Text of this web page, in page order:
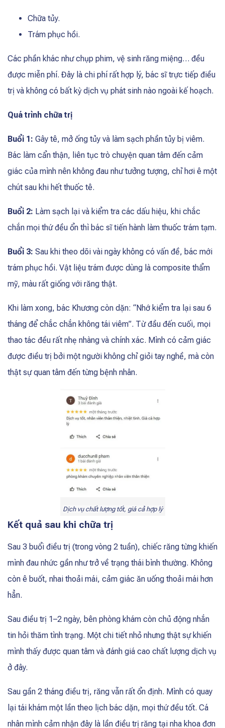
Chữa tủy.
Trám phục hồi.
Các phần khác như chụp phim, vệ sinh răng miệng… đều
được miễn phí. Đây là chi phí rất hợp lý, bác sĩ trực tiếp điều
trị và không có bất kỳ dịch vụ phát sinh nào ngoài kế hoạch.
Quá trình chữa trị
Buổi 1: Gây tê, mở ống tủy và làm sạch phần tủy bị viêm.
Bác làm cẩn thận, liên tục trò chuyện quan tâm đến cảm
giác của mình nên không đau như tưởng tượng, chỉ hơi ê một
chút sau khi hết thuốc tê.
Buổi 2: Làm sạch lại và kiểm tra các dấu hiệu, khi chắc
chắn mọi thứ đều ổn thì bác sĩ tiến hành làm thuốc trám tạm.
Buổi 3: Sau khi theo dõi vài ngày không có vấn đề, bác mới
trám phục hồi. Vật liệu trám được dùng là composite thẩm
mỹ, màu rất giống với răng thật.
Khi làm xong, bác Khương còn dặn: “Nhớ kiểm tra lại sau 6
tháng để chắc chắn không tái viêm”. Từ đầu đến cuối, mọi
thao tác đều rất nhẹ nhàng và chính xác. Mình có cảm giác
được điều trị bởi một người không chỉ giỏi tay nghề, mà còn
thật sự quan tâm đến từng bệnh nhân.
Dịch vụ chất lượng tốt, giá cả hợp lý
​Kết quả sau khi chữa trị
Sau 3 buổi điều trị (trong vòng 2 tuần), chiếc răng từng khiến
mình đau nhức gần như trở về trạng thái bình thường. Không
còn ê buốt, nhai thoải mái, cảm giác ăn uống thoải mái hơn
hẳn.
Sau điều trị 1–2 ngày, bên phòng khám còn chủ động nhắn
tin hỏi thăm tình trạng. Một chi tiết nhỏ nhưng thật sự khiến
mình thấy được quan tâm và đánh giá cao chất lượng dịch vụ
ở đây.
Sau gần 2 tháng điều trị, răng vẫn rất ổn định. Mình có quay
lại tái khám một lần theo lịch bác dặn, mọi thứ đều tốt. Cá
nhân mình cảm nhận đây là lần điều trị răng tại nha khoa đơn